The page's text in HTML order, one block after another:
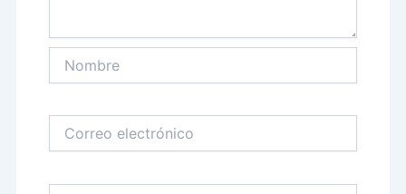
electrónico